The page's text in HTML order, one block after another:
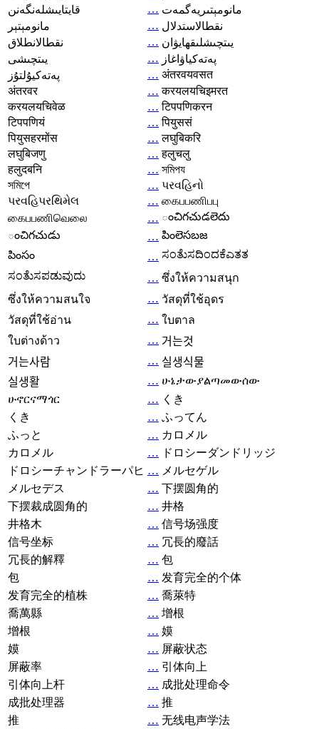
قايتايىشلەنگەنن
… مانومېتىريەگمەت
مانومېتېر
… نقطالاستدلال
نقطالانطلاق
… يىتچىشلىقھايۋان
يىتچىشى
… پەتەكياۋاغاز
پەتەكيۇلتۇز
… अंतरवयवसत
अंतरवर
… करयलयचिइमरत
करयलयचिवेळ
… टिपपणिकरन
टिपपणियं
… पियुससं
पियुसहरमोंस
… लघुबिकरि
लघुबिजणु
… हलुचलु
हलुदबनि
… সমিপয
সমিপে
… પરવહિનો
પરવહિપરથિમેલ
… கைபபணிபபு
கைபபணிவெலை
… ంచిగచుడలెదు
ంచిగచుడు
… పింలెసబజ
పింసం
… ಸಂತೆುಸದಿಂದಕೆಎತತ
ಸಂತೆುಸಪಡುವುದು
… ซึ่งให้ความสนุก
ซึ่งให้ความสนใจ
… วัสดุที่ใช้อุดร
วัสดุที่ใช้อ่าน
… ใบตาล
ใบต่างด้าว
… 거는것
거는사람
… 실생식물
실생활
… ሁኔታውያልጣመውሰው
ሁኖርናማጎር
… くき
くき
… ふってん
ふっと
… カロメル
カロメル
… ドロシーダンドリッジ
ドロシーチャンドラーパヒ … メルセゲル
メルセデス
… 下摆圆角的
下摆裁成圆角的
… 井格
井格木
… 信号场强度
信号坐标
… 冗長的廢話
冗長的解釋
… 包
包
… 发育完全的个体
发育完全的植株
… 喬萊特
喬萬縣
… 增根
增根
… 嫫
嫫
… 屏蔽状态
屏蔽率
… 引体向上
引体向上杆
… 成批处理命令
成批处理器
… 推
推
… 无线电声学法